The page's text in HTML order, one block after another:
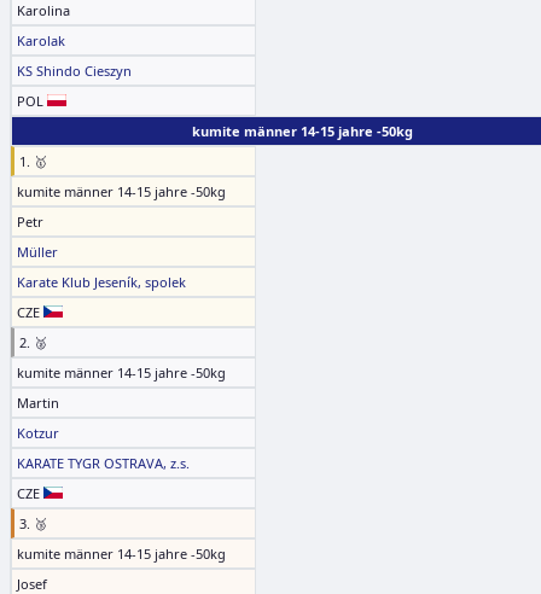
Karolina
Karolak
KS Shindo Cieszyn
POL
kumite männer 14-15 jahre -50kg
1. 🥇
kumite männer 14-15 jahre -50kg
Petr
Müller
Karate Klub Jeseník, spolek
CZE
2. 🥈
kumite männer 14-15 jahre -50kg
Martin
Kotzur
KARATE TYGR OSTRAVA, z.s.
CZE
3. 🥉
kumite männer 14-15 jahre -50kg
Josef